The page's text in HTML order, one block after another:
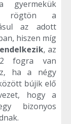
rögtön a
az adott
hiszen míg
, az
fogra van
ha a négy
bújik elő
hogy a
bizonyos